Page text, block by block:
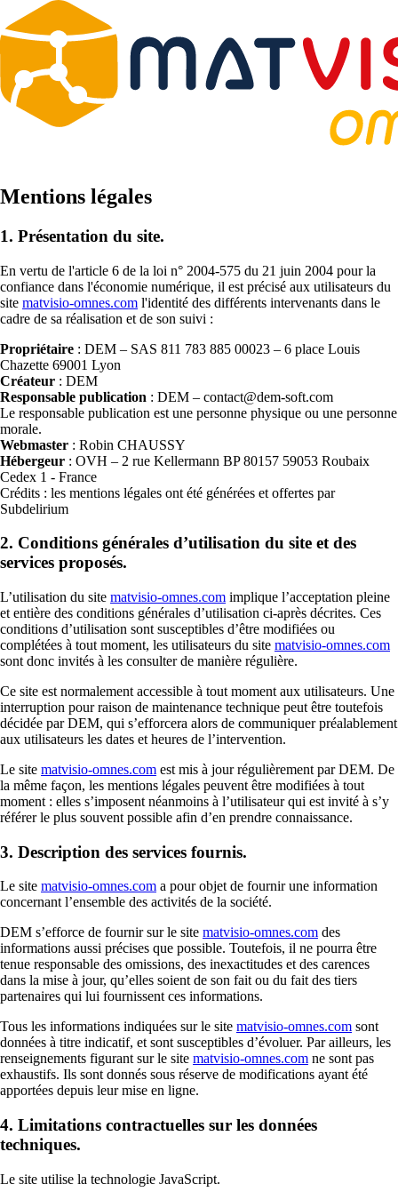
Mentions légales
1. Présentation du site.
En vertu de l'article 6 de la loi n° 2004-575 du 21 juin 2004 pour la
confiance dans l'économie numérique, il est précisé aux utilisateurs du
site matvisio-omnes.com l'identité des différents intervenants dans le
cadre de sa réalisation et de son suivi :
Propriétaire : DEM – SAS 811 783 885 00023 – 6 place Louis
Chazette 69001 Lyon
Créateur : DEM
Responsable publication : DEM – contact@dem-soft.com
Le responsable publication est une personne physique ou une personne
morale.
Webmaster : Robin CHAUSSY
Hébergeur : OVH – 2 rue Kellermann BP 80157 59053 Roubaix
Cedex 1 - France
Crédits : les mentions légales ont été générées et offertes par
Subdelirium
2. Conditions générales d’utilisation du site et des
services proposés.
L’utilisation du site matvisio-omnes.com implique l’acceptation pleine
et entière des conditions générales d’utilisation ci-après décrites. Ces
conditions d’utilisation sont susceptibles d’être modifiées ou
complétées à tout moment, les utilisateurs du site matvisio-omnes.com
sont donc invités à les consulter de manière régulière.
Ce site est normalement accessible à tout moment aux utilisateurs. Une
interruption pour raison de maintenance technique peut être toutefois
décidée par DEM, qui s’efforcera alors de communiquer préalablement
aux utilisateurs les dates et heures de l’intervention.
Le site matvisio-omnes.com est mis à jour régulièrement par DEM. De
la même façon, les mentions légales peuvent être modifiées à tout
moment : elles s’imposent néanmoins à l’utilisateur qui est invité à s’y
référer le plus souvent possible afin d’en prendre connaissance.
3. Description des services fournis.
Le site matvisio-omnes.com a pour objet de fournir une information
concernant l’ensemble des activités de la société.
DEM s’efforce de fournir sur le site matvisio-omnes.com des
informations aussi précises que possible. Toutefois, il ne pourra être
tenue responsable des omissions, des inexactitudes et des carences
dans la mise à jour, qu’elles soient de son fait ou du fait des tiers
partenaires qui lui fournissent ces informations.
Tous les informations indiquées sur le site matvisio-omnes.com sont
données à titre indicatif, et sont susceptibles d’évoluer. Par ailleurs, les
renseignements figurant sur le site matvisio-omnes.com ne sont pas
exhaustifs. Ils sont donnés sous réserve de modifications ayant été
apportées depuis leur mise en ligne.
4. Limitations contractuelles sur les données
techniques.
Le site utilise la technologie JavaScript.